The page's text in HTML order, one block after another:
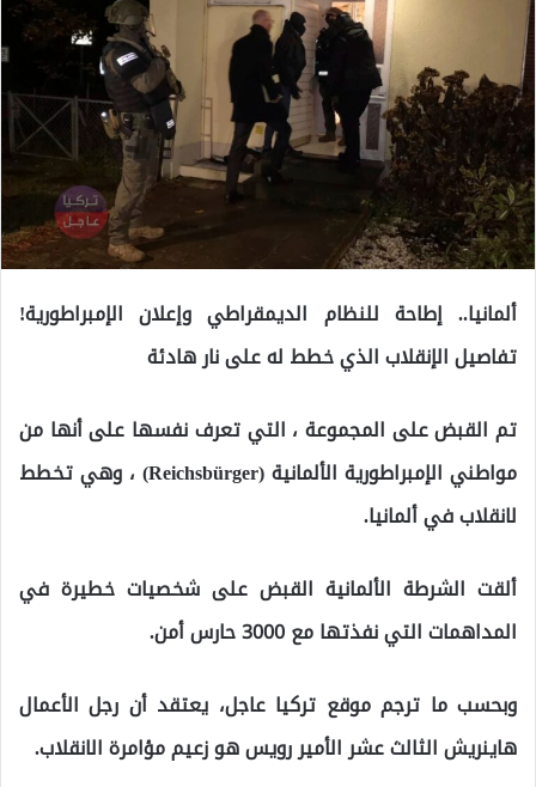
ألمانيا.. إطاحة للنظام الديمقراطي وإعلان الإمبراطورية!
تفاصيل الإنقلاب الذي خطط له على نار هادئة
تم القبض على المجموعة ، التي تعرف نفسها على أنها من
مواطني الإمبراطورية الألمانية (Reichsbürger) ، وهي تخطط
لانقلاب في ألمانيا.
ألقت الشرطة الألمانية القبض على شخصيات خطيرة في
المداهمات التي نفذتها مع 3000 حارس أمن.
وبحسب ما ترجم موقع تركيا عاجل، يعتقد أن رجل الأعمال
هاينريش الثالث عشر الأمير رويس هو زعيم مؤامرة الانقلاب.